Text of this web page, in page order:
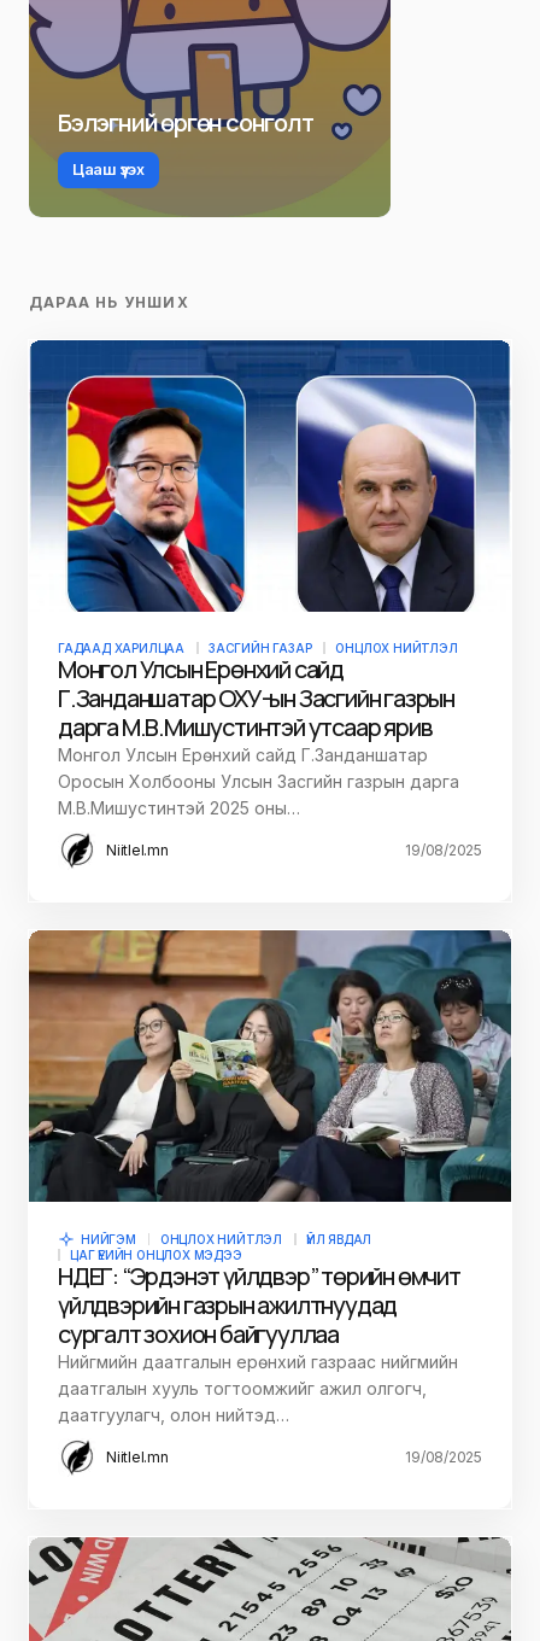
Бэлэгний өргөн сонголт
Цааш үзэх
ДАРАА НЬ УНШИХ
ГАДААД ХАРИЛЦАА ЗАСГИЙН ГАЗАР ОНЦЛОХ НИЙТЛЭЛ
Монгол Улсын Ерөнхий сайд
Г.Занданшатар ОХУ-ын Засгийн газрын
дарга М.В.Мишустинтэй утсаар ярив
Монгол Улсын Ерөнхий сайд Г.Занданшатар
Оросын Холбооны Улсын Засгийн газрын дарга
М.В.Мишустинтэй 2025 оны…
Niitlel.mn 19/08/2025
НИЙГЭМ ОНЦЛОХ НИЙТЛЭЛ
ҮЙЛ ЯВДАЛ
ЦАГ ҮЕИЙН ОНЦЛОХ МЭДЭЭ
НДЕГ: “Эрдэнэт үйлдвэр” төрийн өмчит
үйлдвэрийн газрын ажилтнуудад
сургалт зохион байгууллаа
Нийгмийн даатгалын ерөнхий газраас нийгмийн
даатгалын хууль тогтоомжийг ажил олгогч,
даатгуулагч, олон нийтэд…
Niitlel.mn 19/08/2025